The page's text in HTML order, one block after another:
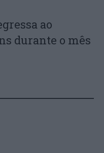
ao
durante o mês